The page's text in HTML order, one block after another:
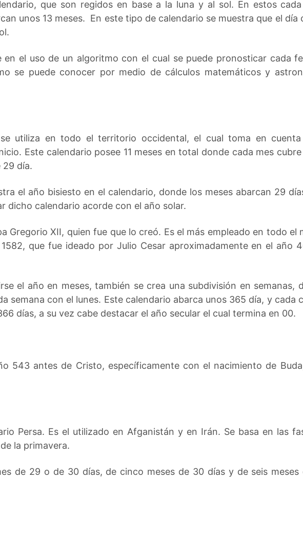
que son regidos en base a la luna y al sol. En estos
unos 13 meses. En este tipo de calendario se muestra que el día
en el uso de un algoritmo con el cual se puede pronosticar cada
se puede conocer por medio de cálculos matemáticos y
utiliza en todo el territorio occidental, el cual toma en
Este calendario posee 11 meses en total donde cada mes
29 día.
el año bisiesto en el calendario, donde los meses abarcan 29
dicho calendario acorde con el año solar.
Gregorio XII, quien fue que lo creó. Es el más empleado en todo el
que fue ideado por Julio Cesar aproximadamente en el año
el año en meses, también se crea una subdivisión en semanas,
semana con el lunes. Este calendario abarca unos 365 día, y cada
días, a su vez cabe destacar el año secular el cual termina en 00.
543 antes de Cristo, específicamente con el nacimiento de
Persa. Es el utilizado en Afganistán y en Irán. Se basa en las
la primavera.
de 29 o de 30 días, de cinco meses de 30 días y de seis meses